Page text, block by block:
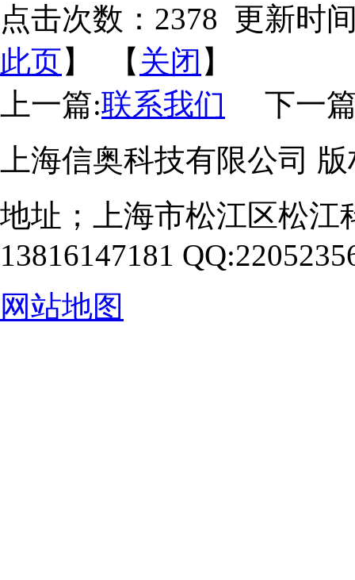
点击次数： 2378 更新时
此页】 【 关闭 】
上一篇:联系我们 下一
上海信奥科技有限公司
地址；上海市松江区松江
13816147181
网站地图